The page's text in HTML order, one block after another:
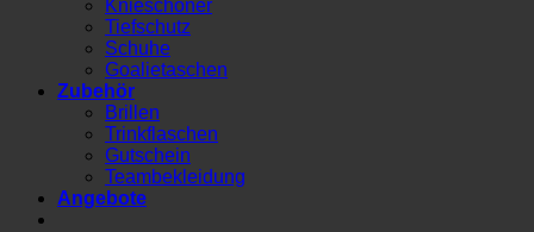
Knieschoner
Tiefschutz
Schuhe
Goalietaschen
Zubehör
Brillen
Trinkflaschen
Gutschein
Teambekleidung
Angebote